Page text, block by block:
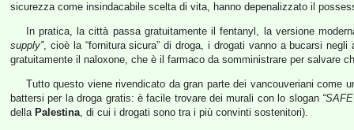
sicurezza come insindacabile scelta di vita, hanno depenalizzato il
In pratica, la città passa gratuitamente il fentanyl, la versione
supply”, cioè la “fornitura sicura” di droga, i drogati vanno a bucarsi
gratuitamente il naloxone, che è il farmaco da somministrare per salvare
Tutto questo viene rivendicato da gran parte dei vancouveriani come
battersi per la droga gratis: è facile trovare dei murali con lo slogan
della Palestina, di cui i drogati sono tra i più convinti sostenitori).